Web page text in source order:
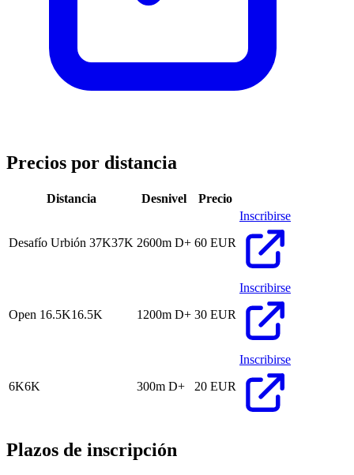
Precios por distancia
Distancia Desnivel Precio
Desafío Urbión 37K37K 2600m D+ 60 EUR
Inscribirse
Open 16.5K16.5K 1200m D+ 30 EUR
Inscribirse
6K6K 300m D+ 20 EUR
Inscribirse
Plazos de inscripción